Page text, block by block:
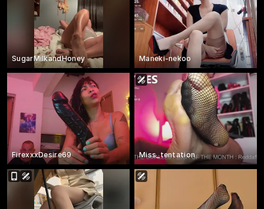
SugarMilkandHoney Maneki-nekoo
FirexxxDesire69 Miss_tentation